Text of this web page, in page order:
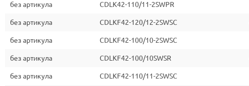
без артикула CDLK42-110/11-2SWPR
без артикула CDLKF42-120/12-2SWSC
без артикула CDLKF42-100/10-2SWSC
без артикула CDLKF42-100/10SWSR
без артикула CDLKF42-110/11-2SWSC